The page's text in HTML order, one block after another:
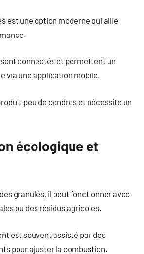
est une option moderne qui allie
connectés et permettent un
via une application mobile.
peu de cendres et nécessite un
écologique et
granulés, il peut fonctionner avec
ou des résidus agricoles.
est souvent assisté par des
pour ajuster la combustion.